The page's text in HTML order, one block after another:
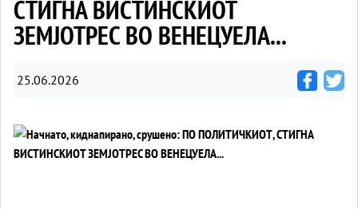
СТИГНА ВИСТИНСКИОТ
ЗЕМЈОТРЕС ВО ВЕНЕЦУЕЛА...
25.06.2026